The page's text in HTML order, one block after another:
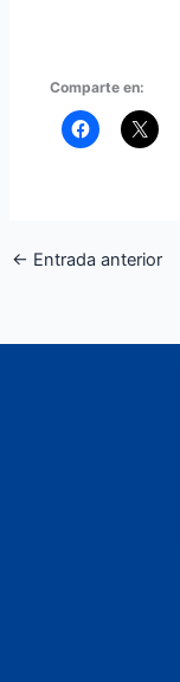
Comparte en:
← Entrada anterior